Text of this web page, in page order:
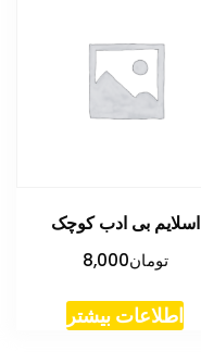
اسلایم بی ادب کوچک
تومان8,000
اطلاعات بیشتر